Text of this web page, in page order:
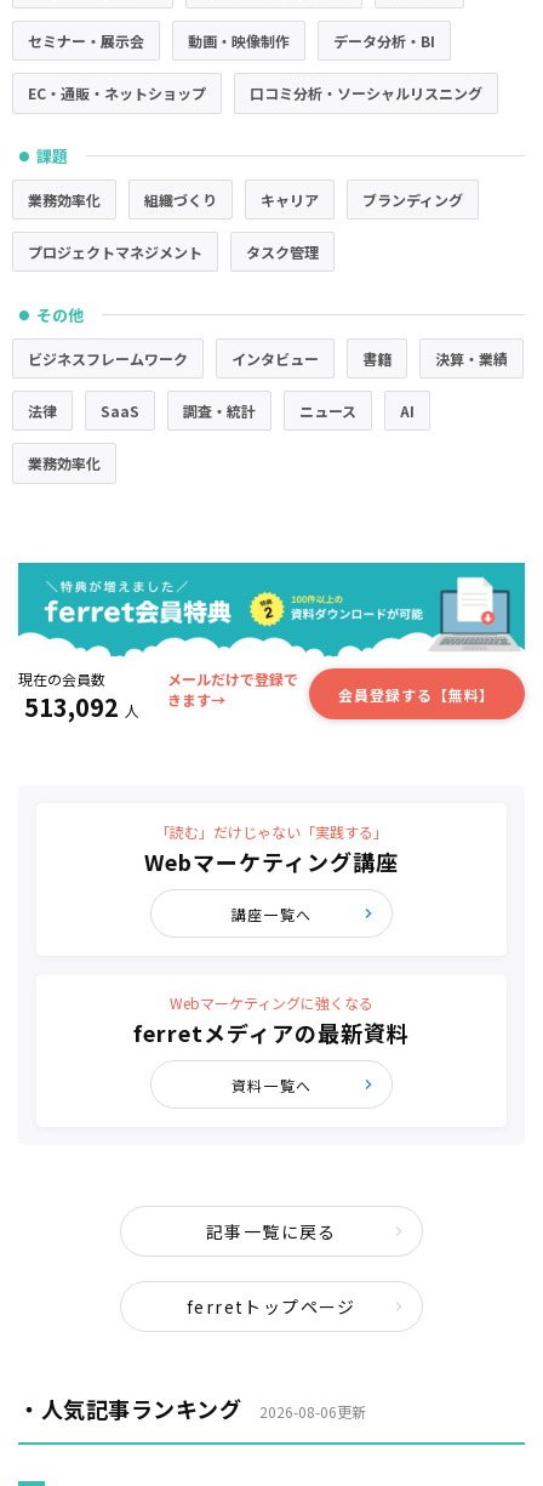
セミナー・展示会 動画・映像制作 データ分析・BI
EC・通販・ネットショップ 口コミ分析・ソーシャルリスニング
● 課題
業務効率化 組織づくり キャリア ブランディング
プロジェクトマネジメント タスク管理
● その他
ビジネスフレームワーク インタビュー 書籍 決算・業績
法律 SaaS 調査・統計 ニュース AI
業務効率化
現在の会員数
513,092 人
メールだけで登録で
きます→
会員登録する【無料】
「読む」だけじゃない「実践する」
Webマーケティング講座
講座一覧へ
Webマーケティングに強くなる
ferretメディアの最新資料
資料一覧へ
記事一覧に戻る
ferretトップページ
・人気記事ランキング 2026-08-06更新